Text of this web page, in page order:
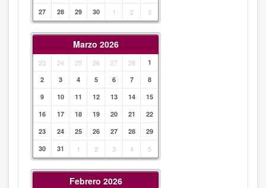
27
28 29 30 1 2 3
Marzo 2026
23 24 25 26 27 28
1
2
3 4 5 6 7
8
9
10 11 12 13 14
15
16
17 18 19 20 21
22
23
24 25 26 27 28
29
30
31 1 2 3 4 5
Febrero 2026